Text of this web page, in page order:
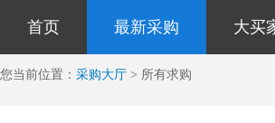
首页 最新采购 大买
您当前位置： 采购大厅 > 所有求购